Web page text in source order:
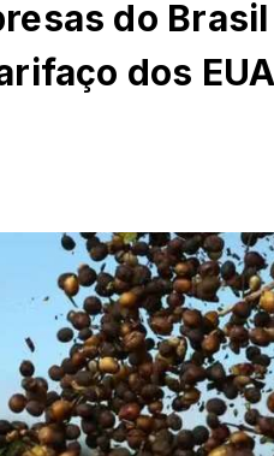
do
dos EUA